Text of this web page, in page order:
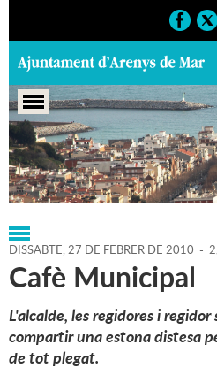
Portada > Agenda > 27-02-2010
DISSABTE,27 DE FEBRER DE 2010 -
Cafè Municipal
L'alcalde, les regidores i
compartir una estona distesa
de tot plegat.